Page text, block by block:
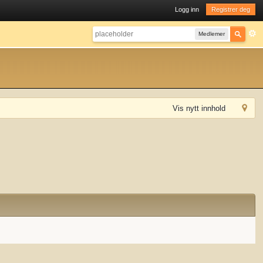
Logg inn Registrer deg
Medlemer
Vis nytt innhold